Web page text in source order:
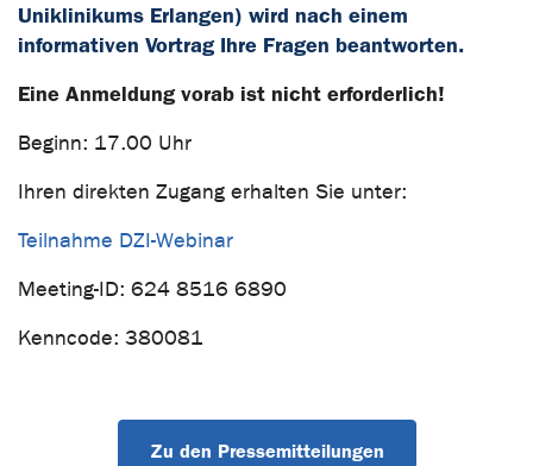
Uniklinikums Erlangen) wird nach einem
informativen Vortrag Ihre Fragen beantworten.
Eine Anmeldung vorab ist nicht erforderlich!
Beginn: 17.00 Uhr
Ihren direkten Zugang erhalten Sie unter:
Teilnahme DZI-Webinar
Meeting-ID: 624 8516 6890
Kenncode: 380081
Zu den Pressemitteilungen